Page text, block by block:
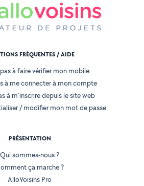
FRÉQUENTES / AIDE
à faire vérifier mon mobile
à me connecter à mon compte
à m'inscrire depuis le site web
/ modifier mon mot de passe
PRÉSENTATION
Qui sommes-nous ?
ça marche ?
AlloVoisins Pro